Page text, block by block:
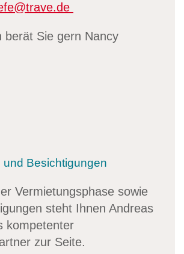
berät Sie gern Nancy
und Besichtigungen
Vermietungsphase sowie
steht Ihnen Andreas
kompetenter
zur Seite.